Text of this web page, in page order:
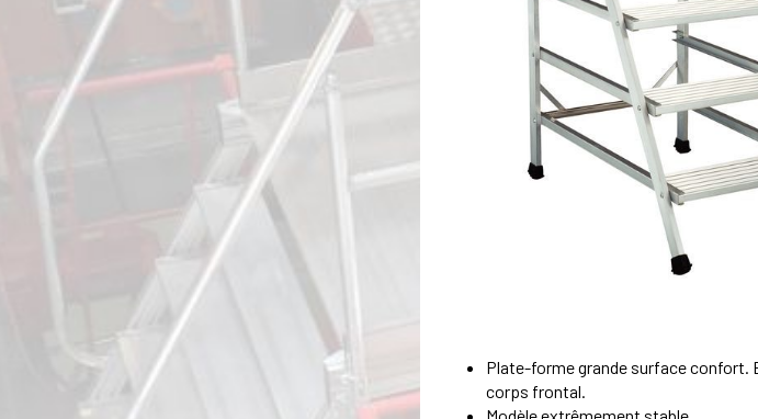
Plate-forme grande surface confort.
corps frontal.